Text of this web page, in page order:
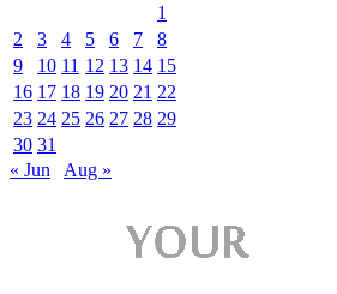
1
2
3 4 5 6 7
8
9
10 11 12 13 14 15
16 17 18 19 20 21 22
23 24 25 26 27 28 29
30 31
« Jun
Aug »